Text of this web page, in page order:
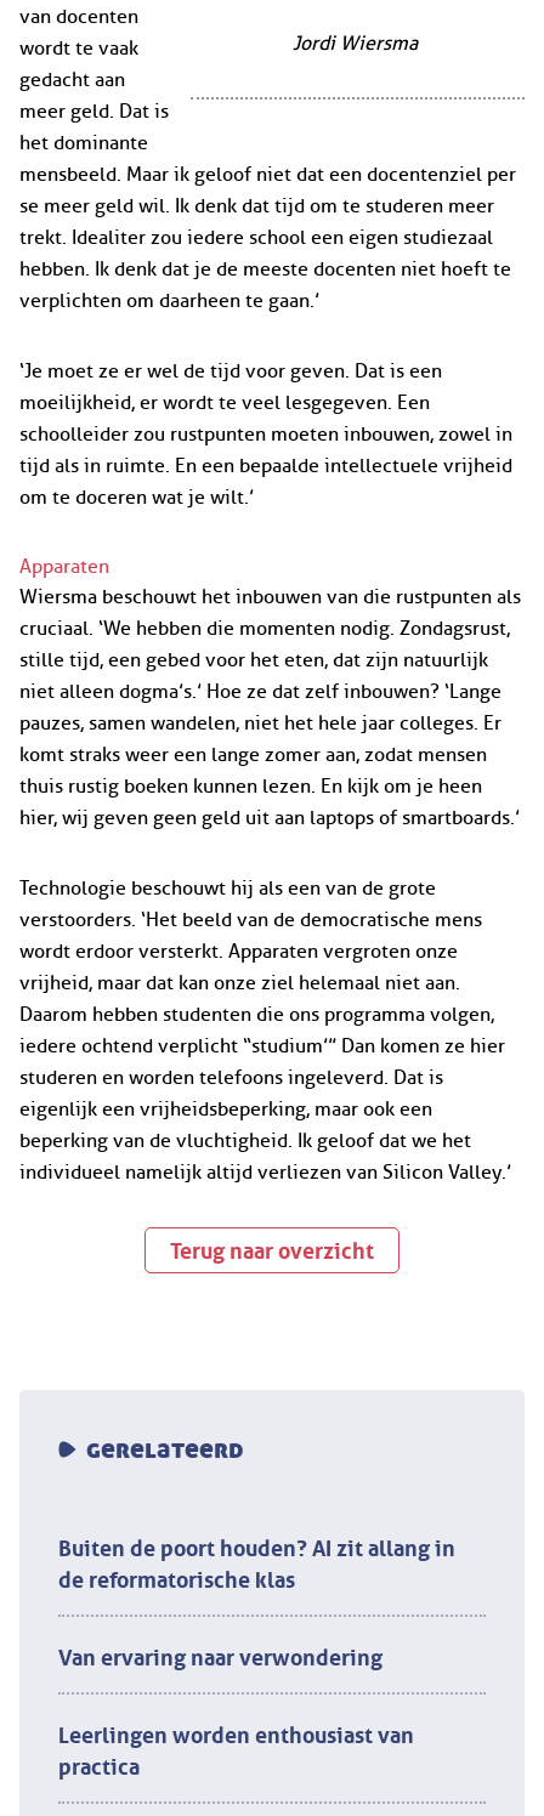
Jordi Wiersma
van docenten
wordt te vaak
gedacht aan
meer geld. Dat is
het dominante
mensbeeld. Maar ik geloof niet dat een docentenziel per
se meer geld wil. Ik denk dat tijd om te studeren meer
trekt. Idealiter zou iedere school een eigen studiezaal
hebben. Ik denk dat je de meeste docenten niet hoeft te
verplichten om daarheen te gaan.’
‘Je moet ze er wel de tijd voor geven. Dat is een
moeilijkheid, er wordt te veel lesgegeven. Een
schoolleider zou rustpunten moeten inbouwen, zowel in
tijd als in ruimte. En een bepaalde intellectuele vrijheid
om te doceren wat je wilt.’
Apparaten
Wiersma beschouwt het inbouwen van die rustpunten als
cruciaal. ‘We hebben die momenten nodig. Zondagsrust,
stille tijd, een gebed voor het eten, dat zijn natuurlijk
niet alleen dogma’s.’ Hoe ze dat zelf inbouwen? ‘Lange
pauzes, samen wandelen, niet het hele jaar colleges. Er
komt straks weer een lange zomer aan, zodat mensen
thuis rustig boeken kunnen lezen. En kijk om je heen
hier, wij geven geen geld uit aan laptops of smartboards.’
Technologie beschouwt hij als een van de grote
verstoorders. ‘Het beeld van de democratische mens
wordt erdoor versterkt. Apparaten vergroten onze
vrijheid, maar dat kan onze ziel helemaal niet aan.
Daarom hebben studenten die ons programma volgen,
iedere ochtend verplicht “studium’” Dan komen ze hier
studeren en worden telefoons ingeleverd. Dat is
eigenlijk een vrijheidsbeperking, maar ook een
beperking van de vluchtigheid. Ik geloof dat we het
individueel namelijk altijd verliezen van Silicon Valley.’
Terug naar overzicht
gerelateerd
Buiten de poort houden? AI zit allang in
de reformatorische klas
Van ervaring naar verwondering
Leerlingen worden enthousiast van
practica